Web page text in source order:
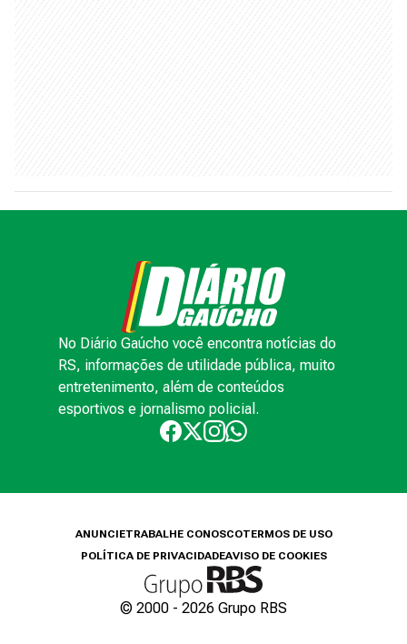
No Diário Gaúcho você encontra notícias do
RS, informações de utilidade pública, muito
entretenimento, além de conteúdos
esportivos e jornalismo policial.
ANUNCIETRABALHE CONOSCOTERMOS DE USO
POLÍTICA DE PRIVACIDADEAVISO DE COOKIES
© 2000 - 2026 Grupo RBS